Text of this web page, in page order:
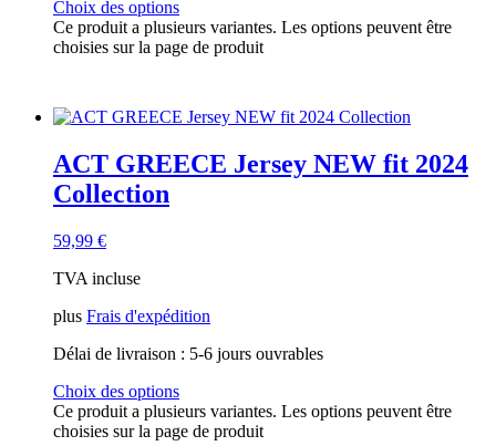
Choix des options
Ce produit a plusieurs variantes. Les options peuvent être
choisies sur la page de produit
ACT GREECE Jersey NEW fit 2024
Collection
59,99 €
TVA incluse
plus Frais d'expédition
Délai de livraison : 5-6 jours ouvrables
Choix des options
Ce produit a plusieurs variantes. Les options peuvent être
choisies sur la page de produit